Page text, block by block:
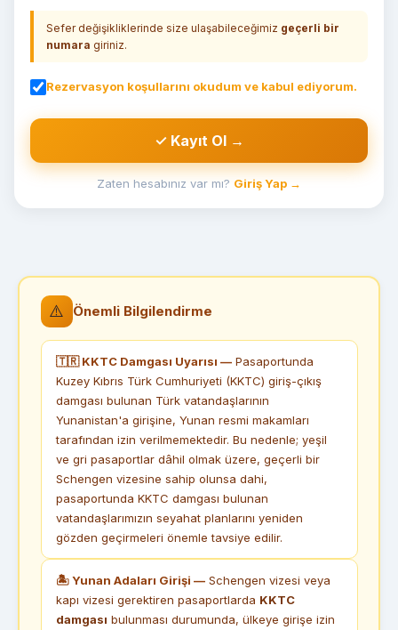
Sefer değişikliklerinde size ulaşabileceğimiz geçerli bir
numara giriniz.
Rezervasyon koşullarını okudum ve kabul ediyorum.
✓ Kayıt Ol →
Zaten hesabınız var mı? Giriş Yap →
⚠️ Önemli Bilgilendirme
🇹🇷 KKTC Damgası Uyarısı —Pasaportunda
Kuzey Kıbrıs Türk Cumhuriyeti (KKTC) giriş-çıkış
damgası bulunan Türk vatandaşlarının
Yunanistan'a girişine, Yunan resmi makamları
tarafından izin verilmemektedir. Bu nedenle; yeşil
ve gri pasaportlar dâhil olmak üzere, geçerli bir
Schengen vizesine sahip olunsa dahi,
pasaportunda KKTC damgası bulunan
vatandaşlarımızın seyahat planlarını yeniden
gözden geçirmeleri önemle tavsiye edilir.
🏝 Yunan Adaları Girişi —Schengen vizesi veya
kapı vizesi gerektiren pasaportlarda KKTC
damgası bulunması durumunda, ülkeye girişe izin